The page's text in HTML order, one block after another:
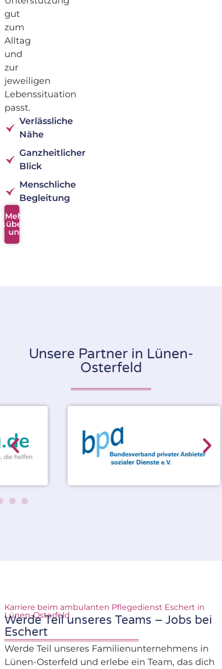
gut
zum
Alltag
und
zur
jeweiligen
Lebenssituation
passt.
Verlässliche
Nähe
Ganzheitlicher
Blick
Menschliche
Begleitung
Mehr
über
uns
Unsere Partner in Lünen-
Osterfeld
Karriere beim ambulanten Pflegedienst Eschert in
Lünen-Osterfeld
Werde Teil unseres Teams – Jobs bei
Eschert
Werde Teil unseres Familienunternehmens in
Lünen-Osterfeld und erlebe ein Team, das dich